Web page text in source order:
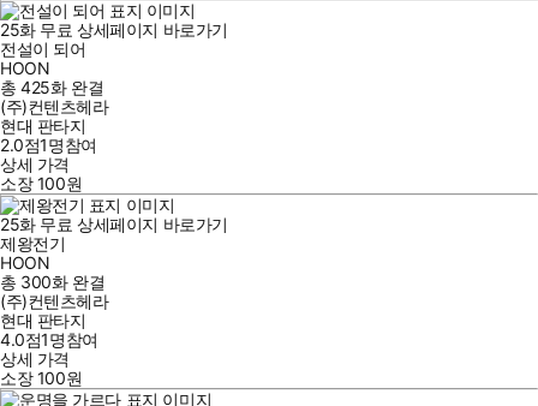
25화 무료 상세페이지 바로가기
전설이 되어
HOON
총 425화 완결
(주)컨텐츠헤라
현대 판타지
2.0점1명참여
상세 가격
소장100원
25화 무료 상세페이지 바로가기
제왕전기
HOON
총 300화 완결
(주)컨텐츠헤라
현대 판타지
4.0점1명참여
상세 가격
소장100원